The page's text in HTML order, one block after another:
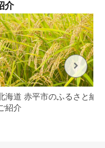
介
海道 赤平市のふるさと納
紹介